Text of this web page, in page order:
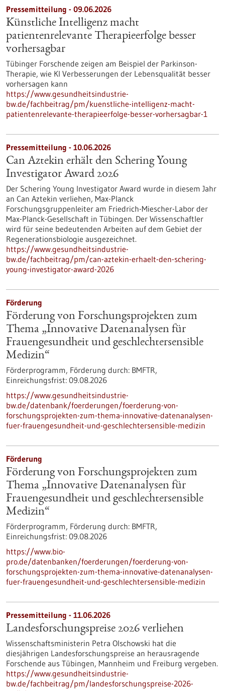
Pressemitteilung - 09.06.2026
Künstliche Intelligenz macht
patientenrelevante Therapieerfolge besser
vorhersagbar
Tübinger Forschende zeigen am Beispiel der Parkinson-
Therapie, wie KI Verbesserungen der Lebensqualität besser
vorhersagen kann
https://www.gesundheitsindustrie-
bw.de/fachbeitrag/pm/kuenstliche-intelligenz-macht-
patientenrelevante-therapieerfolge-besser-vorhersagbar-1
Pressemitteilung - 10.06.2026
Can Aztekin erhält den Schering Young
Investigator Award 2026
Der Schering Young Investigator Award wurde in diesem Jahr
an Can Aztekin verliehen, Max-Planck
Forschungsgruppenleiter am Friedrich-Miescher-Labor der
Max-Planck-Gesellschaft in Tübingen. Der Wissenschaftler
wird für seine bedeutenden Arbeiten auf dem Gebiet der
Regenerationsbiologie ausgezeichnet.
https://www.gesundheitsindustrie-
bw.de/fachbeitrag/pm/can-aztekin-erhaelt-den-schering-
young-investigator-award-2026
Förderung
Förderung von Forschungsprojekten zum
Thema „Innovative Datenanalysen für
Frauengesundheit und geschlechtersensible
Medizin“
Förderprogramm, Förderung durch: BMFTR,
Einreichungsfrist: 09.08.2026
https://www.gesundheitsindustrie-
bw.de/datenbank/foerderungen/foerderung-von-
forschungsprojekten-zum-thema-innovative-datenanalysen-
fuer-frauengesundheit-und-geschlechtersensible-medizin
Förderung
Förderung von Forschungsprojekten zum
Thema „Innovative Datenanalysen für
Frauengesundheit und geschlechtersensible
Medizin“
Förderprogramm, Förderung durch: BMFTR,
Einreichungsfrist: 09.08.2026
https://www.bio-
pro.de/datenbanken/foerderungen/foerderung-von-
forschungsprojekten-zum-thema-innovative-datenanalysen-
fuer-frauengesundheit-und-geschlechtersensible-medizin
Pressemitteilung - 11.06.2026
Landesforschungspreise 2026 verliehen
Wissenschaftsministerin Petra Olschowski hat die
diesjährigen Landesforschungspreise an herausragende
Forschende aus Tübingen, Mannheim und Freiburg vergeben.
https://www.gesundheitsindustrie-
bw.de/fachbeitrag/pm/landesforschungspreise-2026-